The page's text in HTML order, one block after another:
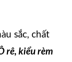
sắc, chất
rê, kiểu rèm